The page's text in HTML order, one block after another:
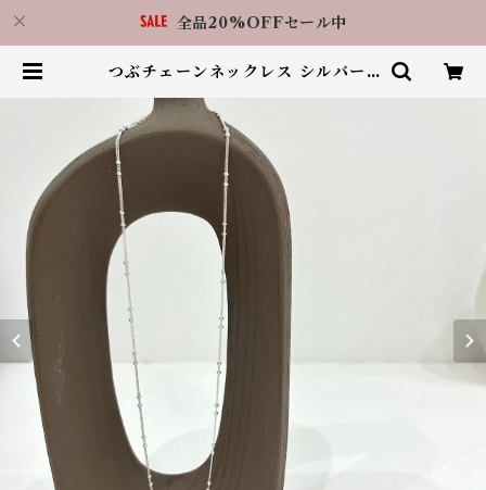
全品20%OFFセール中
つぶチェーンネックレス シルバー9
LilBy 福岡天神店（RIN.福岡天神
店）